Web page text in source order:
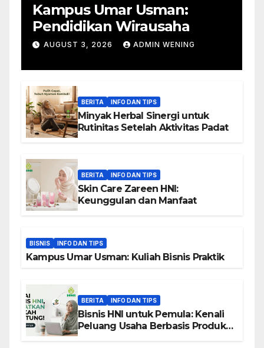
Kampus Umar Usman:
Pendidikan Wirausaha
AUGUST 3, 2026 ADMIN WENING
BERITA INFO DAN TIPS
Minyak Herbal Sinergi untuk
Rutinitas Setelah Aktivitas Padat
BERITA INFO DAN TIPS
Skin Care Zareen HNI:
Keunggulan dan Manfaat
BISNIS INFO DAN TIPS
Kampus Umar Usman: Kuliah Bisnis Praktik
BERITA INFO DAN TIPS
Bisnis HNI untuk Pemula: Kenali
Peluang Usaha Berbasis Produk,